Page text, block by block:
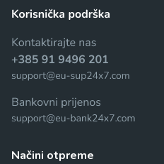
načini otpreme